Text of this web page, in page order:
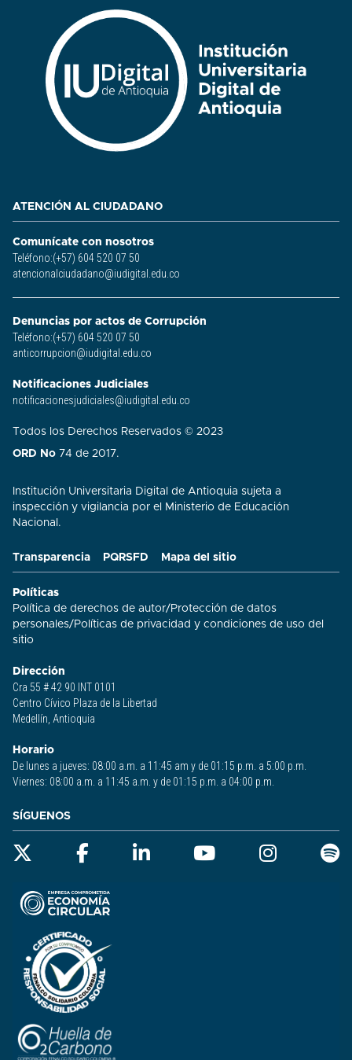
Transparencia PQRSFD Mapa del sitio
Políticas
Política de derechos de autor/ Protección de datos
personales/ Políticas de privacidad y condiciones de uso del
sitio​
Dirección
Cra 55 # 42 90 INT 0101
Centro Cívico Plaza de la Libertad
Medellín, Antioquia
Horario
De lunes a jueves: 08:00 a.m. a 11:45 am y de 01:15 p.m. a 5:00 p.m.
Viernes: 08:00 a.m. a 11:45 a.m. y de 01:15 p.m. a 04:00 p.m.
ATENCIÓN AL CIUDADANO
Comunícate con nosotros
Teléfono:(+57) 604 520 07 50
atencionalciudadano@iudigital.edu.co
Denuncias por actos de Corrupción
Teléfono:(+57) 604 520 07 50
anticorrupcion@iudigital.edu.co
Notificaciones Judiciales
notificacionesjudiciales@iudigital.edu.co
Todos los Derechos Reservados © 2023
ORD No 74 de 2017.
Institución Universitaria Digital de Antioquia sujeta a
inspección y vigilancia por el Ministerio de Educación
Nacional.
SÍGUENOS